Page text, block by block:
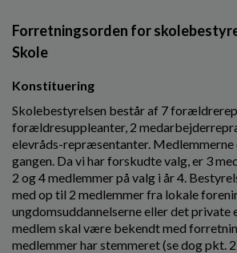
Forretningsorden for
Skole
Konstituering
Skolebestyrelsen består af 7
forældresuppleanter, 2
elevråds-repræsentanter. Medlemmerne
gangen. Da vi har forskudte valg, er 3
2 og 4 medlemmer på valg i år 4.
med op til 2 medlemmer fra lokale
ungdomsuddannelserne eller det private
medlem skal være bekendt med
medlemmer har stemmeret (se dog pkt.